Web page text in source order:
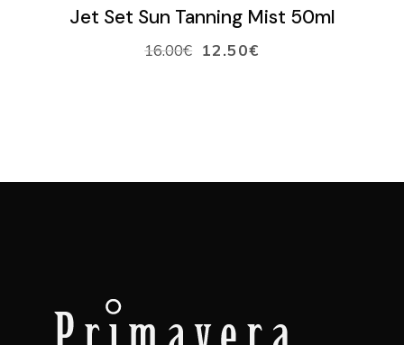
LISÄÄ OSTOSKORIIN
Jet Set Sun Tanning Mist 50ml
16.00€ 12.50€